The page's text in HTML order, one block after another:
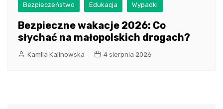
Bezpieczeństwo Edukacja Wypadki
Bezpieczne wakacje 2026: Co
słychać na małopolskich drogach?
Kamila Kalinowska 4 sierpnia 2026